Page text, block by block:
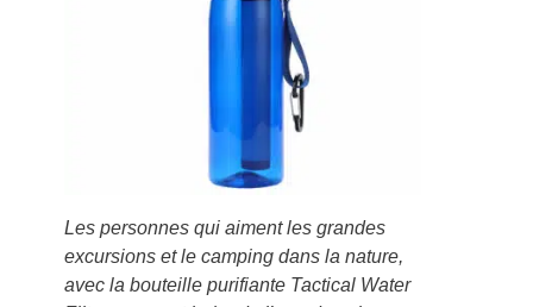
Les personnes qui aiment les grandes
excursions et le camping dans la nature,
avec la bouteille purifiante Tactical Water